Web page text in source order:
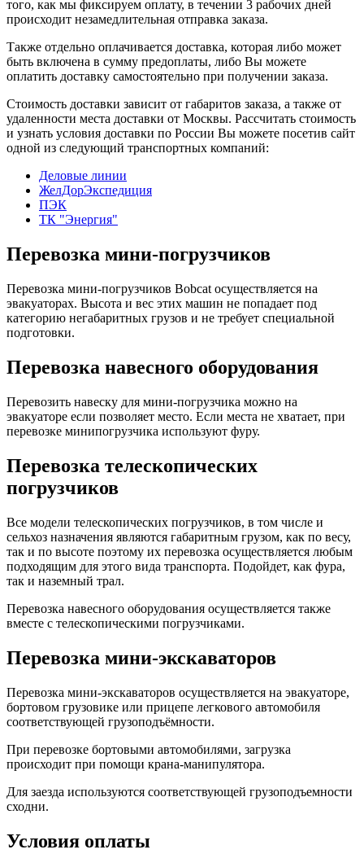
того, как мы фиксируем оплату, в течении 3 рабочих дней
происходит незамедлительная отправка заказа.
Также отдельно оплачивается доставка, которая либо может
быть включена в сумму предоплаты, либо Вы можете
оплатить доставку самостоятельно при получении заказа.
Стоимость доставки зависит от габаритов заказа, а также от
удаленности места доставки от Москвы. Рассчитать стоимость
и узнать условия доставки по России Вы можете посетив сайт
одной из следующий транспортных компаний:
Деловые линии
ЖелДорЭкспедиция
ПЭК
ТК "Энергия"
Перевозка мини-погрузчиков
Перевозка мини-погрузчиков Bobcat осуществляется на
эвакуаторах. Высота и вес этих машин не попадает под
категорию негабаритных грузов и не требует специальной
подготовки.
Перевозка навесного оборудования
Перевозить навеску для мини-погрузчика можно на
эвакуаторе если позволяет место. Если места не хватает, при
перевозке минипогрузчика используют фуру.
Перевозка телескопических
погрузчиков
Все модели телескопических погрузчиков, в том числе и
сельхоз назначения являются габаритным грузом, как по весу,
так и по высоте поэтому их перевозка осуществляется любым
подходящим для этого вида транспорта. Подойдет, как фура,
так и наземный трал.
Перевозка навесного оборудования осуществляется также
вместе с телескопическими погрузчиками.
Перевозка мини-экскаваторов
Перевозка мини-экскаваторов осуществляется на эвакуаторе,
бортовом грузовике или прицепе легкового автомобиля
соответствующей грузоподъёмности.
При перевозке бортовыми автомобилями, загрузка
происходит при помощи крана-манипулятора.
Для заезда используются соответствующей грузоподъемности
сходни.
Условия оплаты